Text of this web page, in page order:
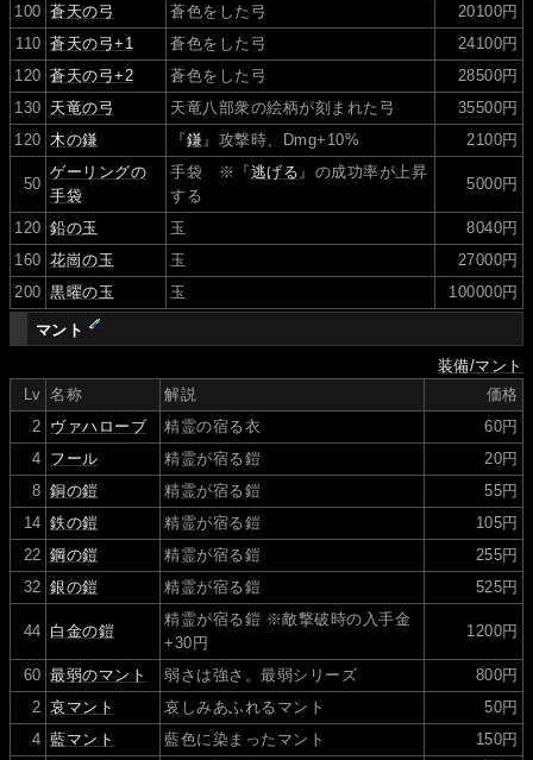
100 蒼天の弓 蒼色をした弓
20100円
110 蒼天の弓+1 蒼色をした弓
24100円
120 蒼天の弓+2 蒼色をした弓
28500円
130 天竜の弓 天竜八部衆の絵柄が刻まれた弓
35500円
120 木の鎌 『鎌 』攻撃時、Dmg+10% 2100円
50
ゲーリングの
手袋
手袋 ※『逃げる 』の成功率が上昇
する
5000円
120 鉛の玉 玉
8040円
160 花崗の玉 玉
27000円
200 黒曜の玉 玉 100000円
マント
装備/マント
Lv 名称 解説
価格
2 ヴァハローブ 精霊の宿る衣
60円
4 フール 精霊が宿る鎧
20円
8 銅の鎧 精霊が宿る鎧
55円
14 鉄の鎧 精霊が宿る鎧
105円
22 鋼の鎧 精霊が宿る鎧
255円
32 銀の鎧 精霊が宿る鎧 525円
44 白金の鎧
精霊が宿る鎧 ※敵撃破時の入手金
+30円
1200円
60 最弱のマント 弱さは強さ。最弱シリーズ
800円
2 哀マント 哀しみあふれるマント
50円
4 藍マント 藍色に染まったマント
150円